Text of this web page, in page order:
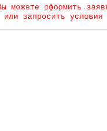
можете оформить
или запросить